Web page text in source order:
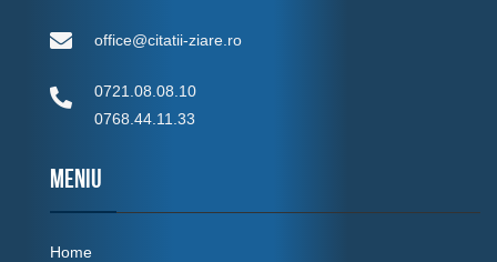
office@citatii-ziare.ro
0721.08.08.10
0768.44.11.33
MENIU
Home